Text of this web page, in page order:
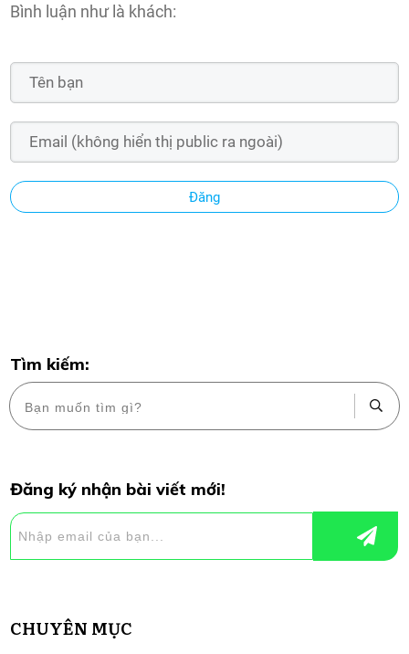
Bình luận như là khách:
Đăng
Tìm kiếm:
Đăng ký nhận bài viết mới!
CHUYÊN MỤC